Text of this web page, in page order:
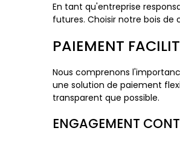
En tant qu'entreprise
futures. Choisir notre bois
PAIEMENT
Nous comprenons
une solution de paiement
transparent que possible.
ENGAGEMENT